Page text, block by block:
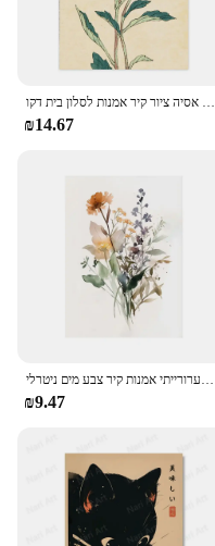
יפני פרח עתיק עתיק בציר יפני אמנות פוסטר צמח בד הדפסת אסיה ציור קיר אמנות לסלון בית דקו
₪14.67
קיר אסתטי מינימליסטי שערורייתי אמנות קיר צבע מים ניטרלי hd הדפסים פוסטר hd דף הבית חדר שינה תפאורה
₪9.47